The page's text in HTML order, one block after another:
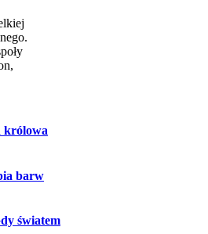
królowa
barw
światem